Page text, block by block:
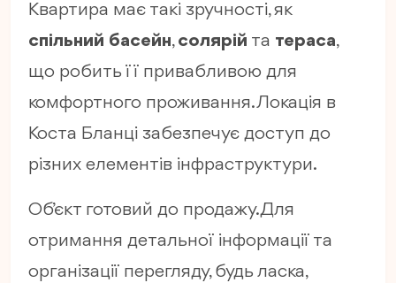
Квартира має такі зручності, як
спільний басейн,солярій та тераса,
що робить її привабливою для
комфортного проживання. Локація в
Коста Бланці забезпечує доступ до
різних елементів інфраструктури.
Об’єкт готовий до продажу. Для
отримання детальної інформації та
організації перегляду, будь ласка,